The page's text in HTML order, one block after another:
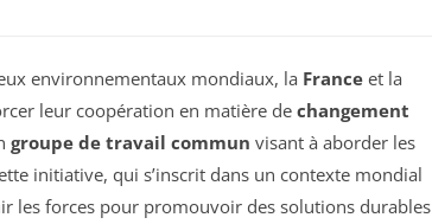
environnementaux mondiaux, la France et la
leur coopération en matière de changement
groupe de travail commun visant à aborder les
initiative, qui s’inscrit dans un contexte mondial
les forces pour promouvoir des solutions durables